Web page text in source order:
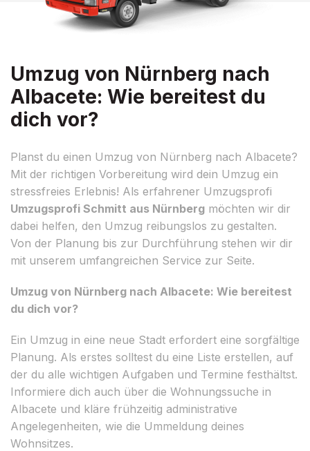
Umzug von Nürnberg nach
Albacete: Wie bereitest du
dich vor?
Planst du einen Umzug von Nürnberg nach Albacete?
Mit der richtigen Vorbereitung wird dein Umzug ein
stressfreies Erlebnis! Als erfahrener Umzugsprofi
Umzugsprofi Schmitt aus Nürnberg möchten wir dir
dabei helfen, den Umzug reibungslos zu gestalten.
Von der Planung bis zur Durchführung stehen wir dir
mit unserem umfangreichen Service zur Seite.
Umzug von Nürnberg nach Albacete: Wie bereitest
du dich vor?
Ein Umzug in eine neue Stadt erfordert eine sorgfältige
Planung. Als erstes solltest du eine Liste erstellen, auf
der du alle wichtigen Aufgaben und Termine festhältst.
Informiere dich auch über die Wohnungssuche in
Albacete und kläre frühzeitig administrative
Angelegenheiten, wie die Ummeldung deines
Wohnsitzes.